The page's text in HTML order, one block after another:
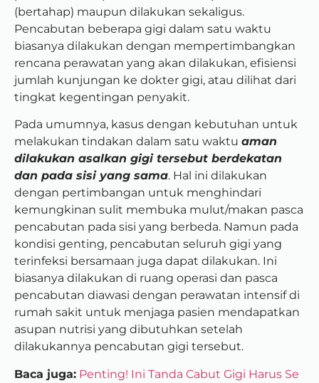
(bertahap) maupun dilakukan sekaligus.
Pencabutan beberapa gigi dalam satu waktu
biasanya dilakukan dengan mempertimbangkan
rencana perawatan yang akan dilakukan, efisiensi
jumlah kunjungan ke dokter gigi, atau dilihat dari
tingkat kegentingan penyakit.
Pada umumnya, kasus dengan kebutuhan untuk
melakukan tindakan dalam satu waktu aman
dilakukan asalkan gigi tersebut berdekatan
dan pada sisi yang sama. Hal ini dilakukan
dengan pertimbangan untuk menghindari
kemungkinan sulit membuka mulut/makan pasca
pencabutan pada sisi yang berbeda. Namun pada
kondisi genting, pencabutan seluruh gigi yang
terinfeksi bersamaan juga dapat dilakukan. Ini
biasanya dilakukan di ruang operasi dan pasca
pencabutan diawasi dengan perawatan intensif di
rumah sakit untuk menjaga pasien mendapatkan
asupan nutrisi yang dibutuhkan setelah
dilakukannya pencabutan gigi tersebut.
Baca juga: Penting! Ini Tanda Cabut Gigi Harus Se